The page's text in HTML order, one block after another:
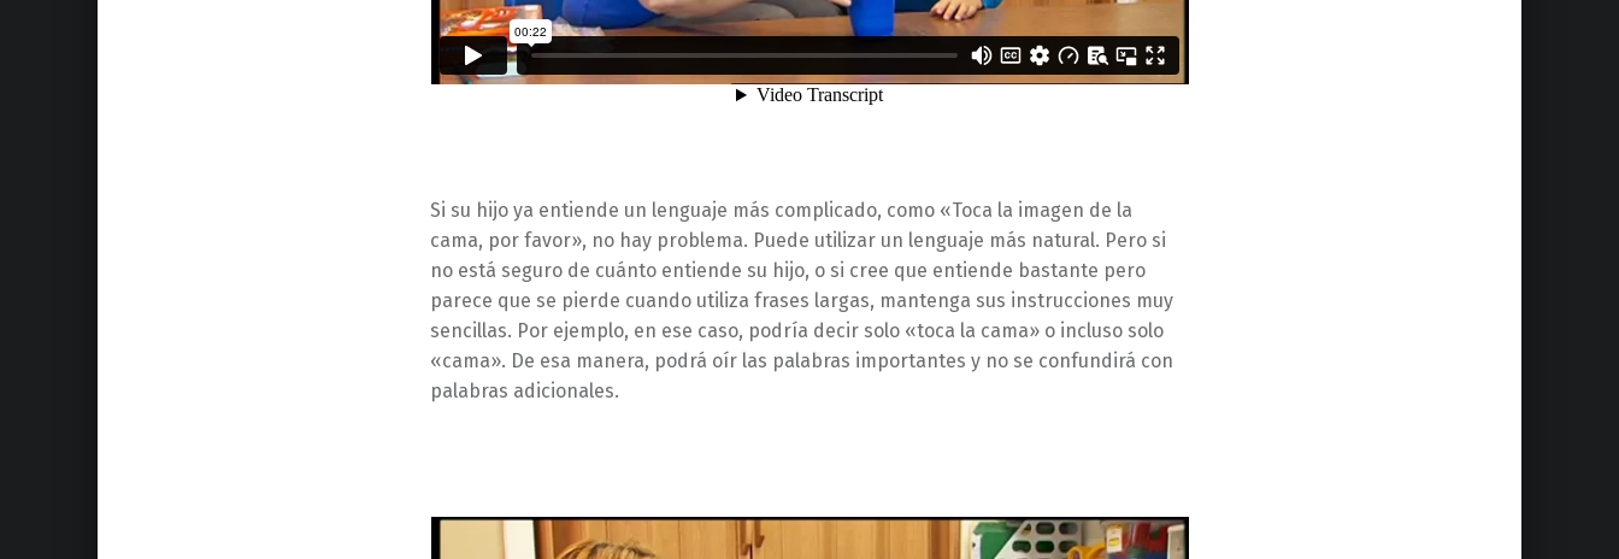
Si su hijo ya entiende un lenguaje más complicado, como «Toca la imagen de la
cama, por favor», no hay problema. Puede utilizar un lenguaje más natural. Pero si
no está seguro de cuánto entiende su hijo, o si cree que entiende bastante pero
parece que se pierde cuando utiliza frases largas, mantenga sus instrucciones muy
sencillas. Por ejemplo, en ese caso, podría decir solo «toca la cama» o incluso solo
«cama». De esa manera, podrá oír las palabras importantes y no se confundirá con
palabras adicionales.